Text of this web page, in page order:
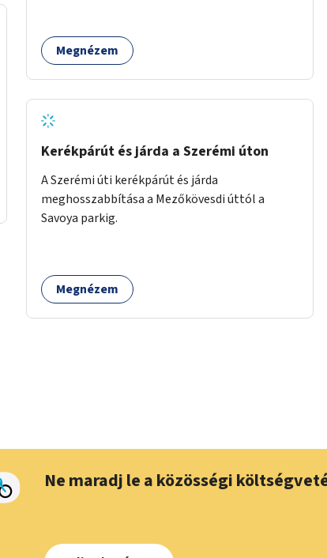
Megnézem
Kerékpárút és járda a Szerémi úton
A Szerémi úti kerékpárút és járda
meghosszabbítása a Mezőkövesdi úttól a
Savoya parkig.
Megnézem
Ne maradj le a közösségi